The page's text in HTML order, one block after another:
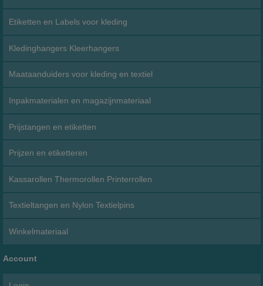
Etiketten en Labels voor kleding
Kledinghangers Kleerhangers
Maataanduiders voor kleding en textiel
Inpakmaterialen en magazijnmateriaal
Prijstangen en etiketten
Prijzen en etiketteren
Kassarollen Thermorollen Printerrollen
Textieltangen en Nylon Textielpins
Winkelmateriaal
Account